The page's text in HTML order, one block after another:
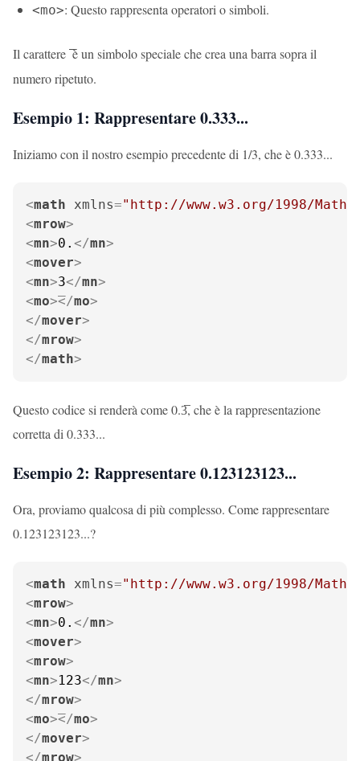
<mo>: Questo rappresenta operatori o simboli.
Il carattereè un simbolo speciale che crea una barra sopra il
numero ripetuto.
Esempio 1: Rappresentare 0.333...
Iniziamo con il nostro esempio precedente di 1/3, che è 0.333...
<math xmlns="http://www.w3.org/1998/Math/
<mrow>
<mn>0. </mn>
<mover>
<mn>3</mn>
<mo></mo>
</mover>
</mrow>
</math>
Questo codice si renderà come 0.3̅, che è la rappresentazione
corretta di 0.333...
Esempio 2: Rappresentare 0.123123123...
Ora, proviamo qualcosa di più complesso. Come rappresentare
0.123123123...?
<math xmlns="http://www.w3.org/1998/Math/
<mrow>
<mn>0. </mn>
<mover>
<mrow>
<mn>123</mn>
</mrow>
<mo></mo>
</mover>
</mrow>